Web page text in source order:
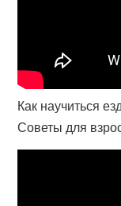
Как научиться
Советы для